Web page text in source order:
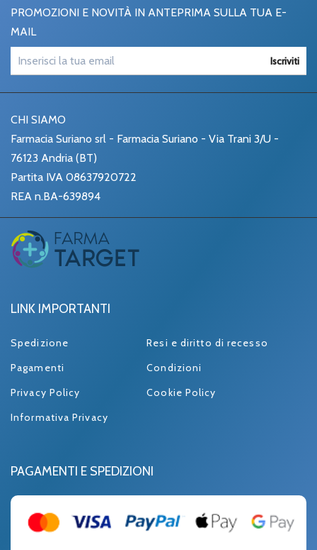
PROMOZIONI E NOVITÀ IN ANTEPRIMA SULLA TUA E-
MAIL
Iscriviti
CHI SIAMO
Farmacia Suriano srl - Farmacia Suriano - Via Trani 3/U -
76123 Andria (BT)
Partita IVA 08637920722
REA n.BA-639894
LINK IMPORTANTI
Spedizione
Resi e diritto di recesso
Pagamenti
Condizioni
Privacy Policy
Cookie Policy
Informativa Privacy
PAGAMENTI E SPEDIZIONI